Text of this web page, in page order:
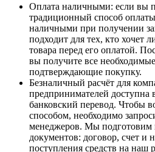
Оплата наличными: если вы
традиционный способ
наличными при получении
подходит для тех, кто хочет
товара перед его оплатой.
вы получите все
подтверждающие покупку.
Безналичный расчёт для
предпринимателей доступна
банковский перевод. Чтобы
способом, необходимо
менеджеров. Мы подготовим
документов: договор, счет и
поступления средств на наш